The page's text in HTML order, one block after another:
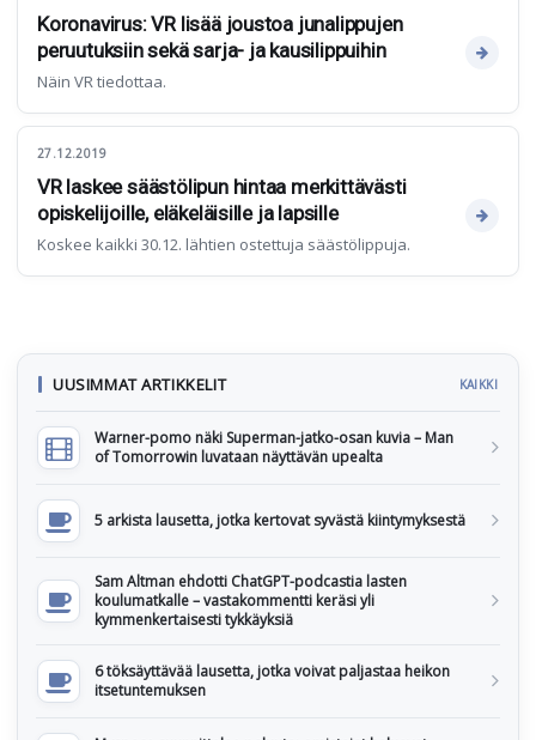
Koronavirus: VR lisää joustoa junalippujen
peruutuksiin sekä sarja- ja kausilippuihin
Näin VR tiedottaa.
27.12.2019
VR laskee säästölipun hintaa merkittävästi
opiskelijoille, eläkeläisille ja lapsille
Koskee kaikki 30.12. lähtien ostettuja säästölippuja.
UUSIMMAT ARTIKKELIT KAIKKI
Warner-pomo näki Superman-jatko-osan kuvia – Man
of Tomorrowin luvataan näyttävän upealta
5 arkista lausetta, jotka kertovat syvästä kiintymyksestä
Sam Altman ehdotti ChatGPT-podcastia lasten
koulumatkalle – vastakommentti keräsi yli
kymmenkertaisesti tykkäyksiä
6 töksäyttävää lausetta, jotka voivat paljastaa heikon
itsetuntemuksen